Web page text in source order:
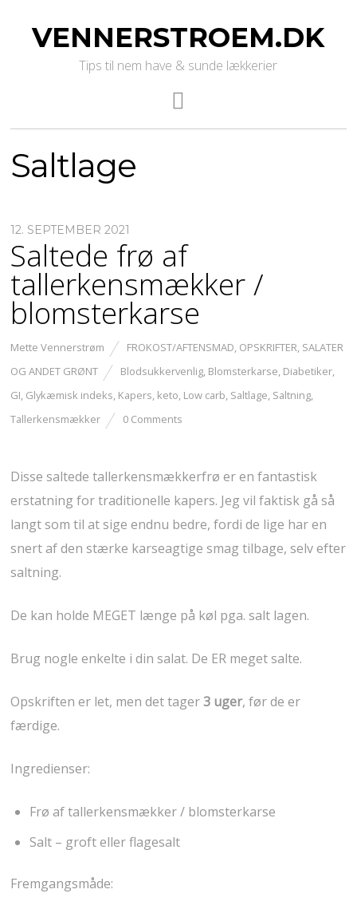
VENNERSTROEM.DK
Tips til nem have & sunde lækkerier
Saltlage
12. SEPTEMBER 2021
Saltede frø af
tallerkensmækker /
blomsterkarse
Mette Vennerstrøm FROKOST/AFTENSMAD, OPSKRIFTER, SALATER
OG ANDET GRØNT
Blodsukkervenlig, Blomsterkarse, Diabetiker,
GI, Glykæmisk indeks, Kapers, keto, Low carb, Saltlage, Saltning,
Tallerkensmækker
0 Comments
Disse saltede tallerkensmækkerfrø er en fantastisk
erstatning for traditionelle kapers. Jeg vil faktisk gå så
langt som til at sige endnu bedre, fordi de lige har en
snert af den stærke karseagtige smag tilbage, selv efter
saltning.
De kan holde MEGET længe på køl pga. salt lagen.
Brug nogle enkelte i din salat. De ER meget salte.
Opskriften er let, men det tager3 uger, før de er
færdige.
Ingredienser:
Frø af tallerkensmækker / blomsterkarse
Salt – groft eller flagesalt
Fremgangsmåde: